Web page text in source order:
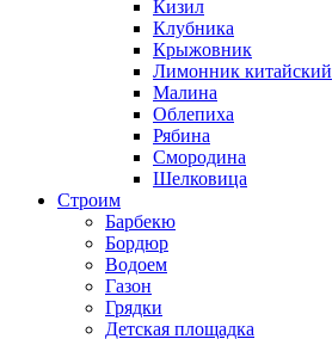
Кизил
Клубника
Крыжовник
Лимонник китайский
Малина
Облепиха
Рябина
Смородина
Шелковица
Строим
Барбекю
Бордюр
Водоем
Газон
Грядки
Детская площадка